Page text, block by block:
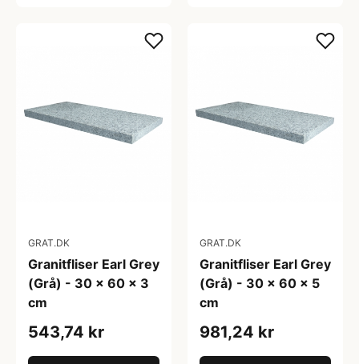
GRAT.DK
Granitfliser Earl Grey
(Grå) - 30 x 60 x 3
cm
543,74 kr
GRAT.DK
Granitfliser Earl Grey
(Grå) - 30 x 60 x 5
cm
981,24 kr